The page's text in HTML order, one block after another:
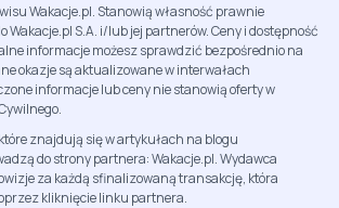
Wakacje.pl. Stanowią własność prawnie
Wakacje.pl S.A. i/lub jej partnerów. Ceny i dostępność
informacje możesz sprawdzić bezpośrednio na
okazje są aktualizowane w interwałach
informacje lub ceny nie stanowią oferty w
znajdują się w artykułach na blogu
do strony partnera: Wakacje.pl. Wydawca
za każdą sfinalizowaną transakcję, która
kliknięcie linku partnera.